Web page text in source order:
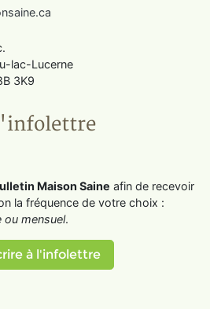
lac-Lucerne
3K9
Maison Saine afin de recevoir
la fréquence de votre choix :
ou mensuel.
à l'infolettre